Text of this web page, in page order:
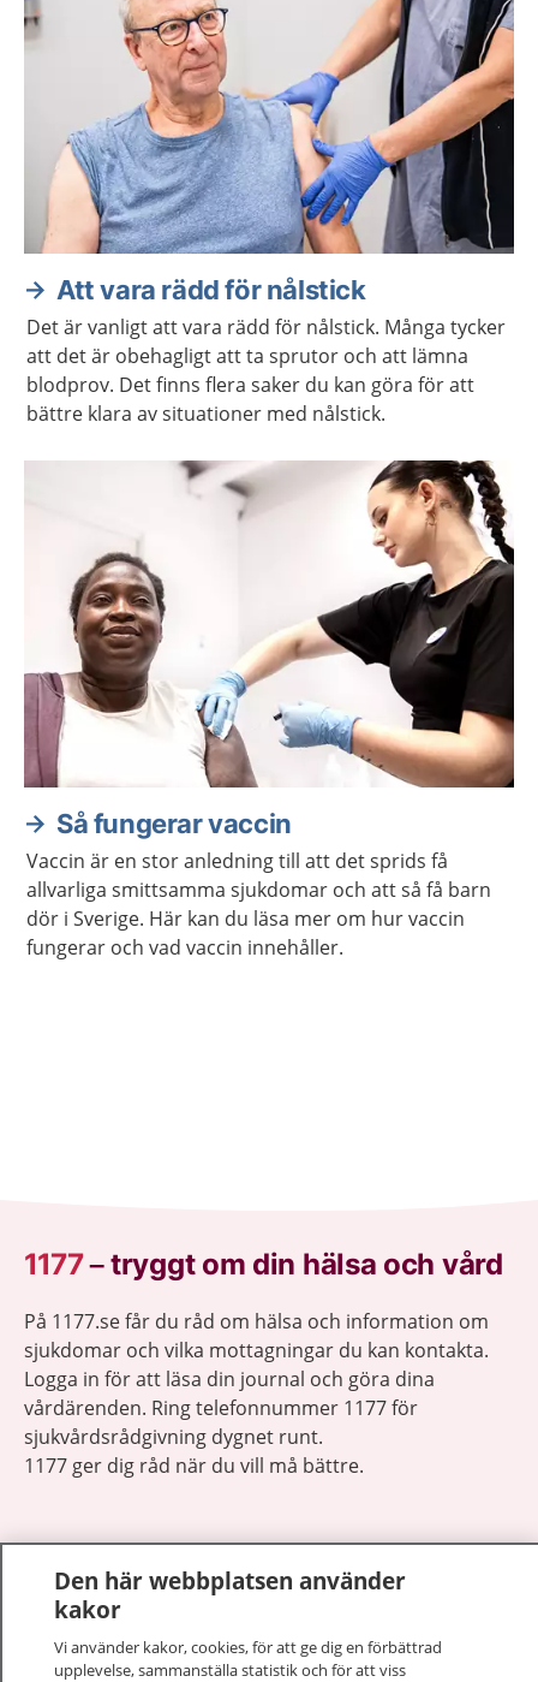
Att vara rädd för nålstick
Det är vanligt att vara rädd för nålstick. Många tycker
att det är obehagligt att ta sprutor och att lämna
blodprov. Det finns flera saker du kan göra för att
bättre klara av situationer med nålstick.
Så fungerar vaccin
Vaccin är en stor anledning till att det sprids få
allvarliga smittsamma sjukdomar och att så få barn
dör i Sverige. Här kan du läsa mer om hur vaccin
fungerar och vad vaccin innehåller.
1177–tryggt om din hälsa och vård
På 1177.se får du råd om hälsa och information om
sjukdomar och vilka mottagningar du kan kontakta.
Logga in för att läsa din journal och göra dina
vårdärenden. Ring telefonnummer 1177 för
sjukvårdsrådgivning dygnet runt.
1177 ger dig råd när du vill må bättre.
1177 på flera språk
Den här webbplatsen använder
kakor
Vi använder kakor, cookies, för att ge dig en förbättrad
upplevelse, sammanställa statistik och för att viss